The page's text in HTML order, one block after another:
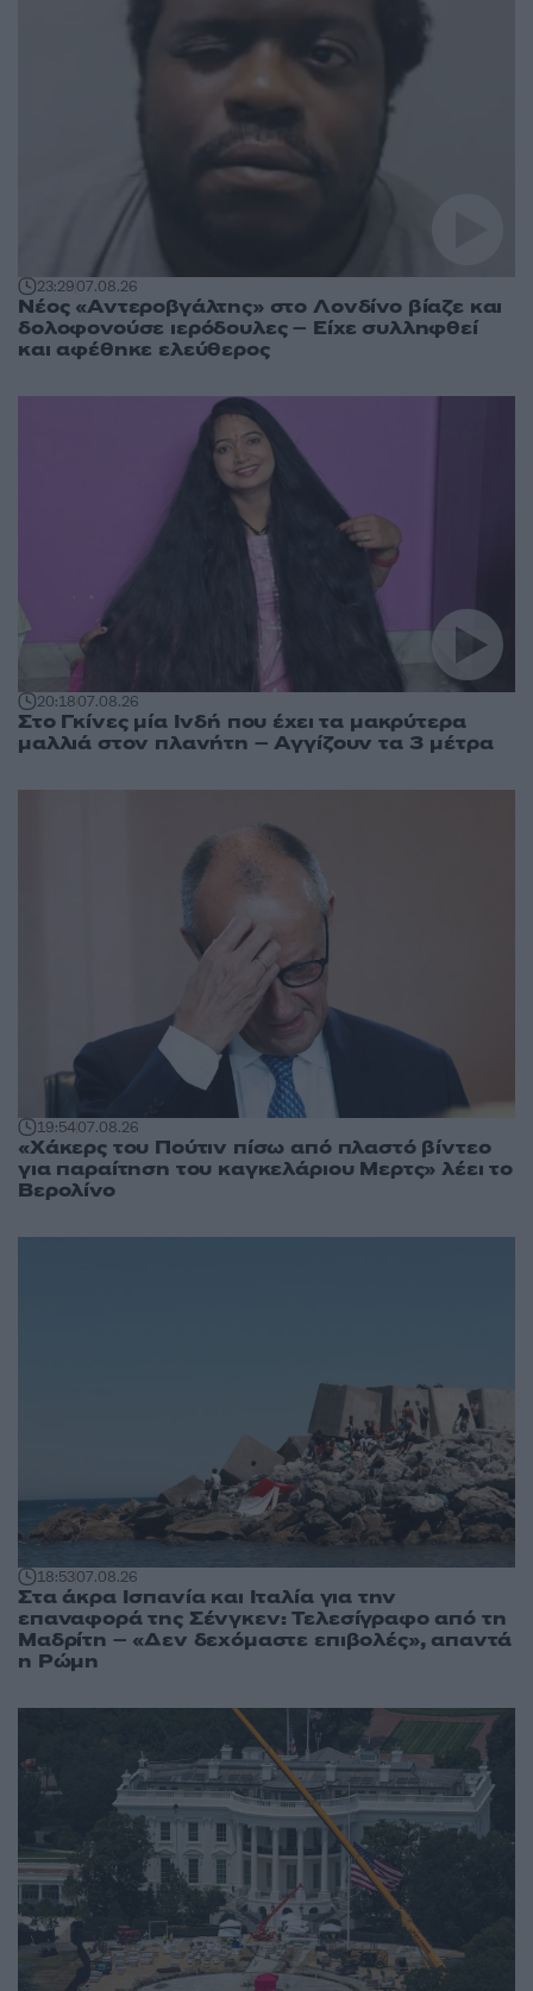
23:2907.08.26
Νέος «Αντεροβγάλτης» στο Λονδίνο βίαζε και
δολοφονούσε ιερόδουλες – Είχε συλληφθεί
και αφέθηκε ελεύθερος
20:1807.08.26
Στο Γκίνες μία Ινδή που έχει τα μακρύτερα
μαλλιά στον πλανήτη – Αγγίζουν τα 3 μέτρα
19:5407.08.26
«Χάκερς του Πούτιν πίσω από πλαστό βίντεο
για παραίτηση του καγκελάριου Μερτς» λέει το
Βερολίνο
18:5307.08.26
Στα άκρα Ισπανία και Ιταλία για την
επαναφορά της Σένγκεν: Τελεσίγραφο από τη
Μαδρίτη – «Δεν δεχόμαστε επιβολές», απαντά
η Ρώμη